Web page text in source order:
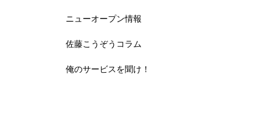
ニューオープン情報
佐藤こうぞうコラム
俺のサービスを聞け！